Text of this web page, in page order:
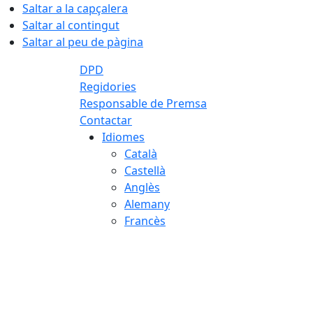
Saltar a la capçalera
Saltar al contingut
Saltar al peu de pàgina
DPD
Regidories
Responsable de Premsa
Contactar
Idiomes
Català
Castellà
Anglès
Alemany
Francès